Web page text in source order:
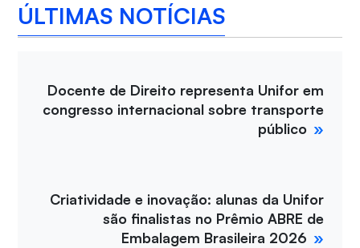
ÚLTIMAS NOTÍCIAS
Docente de Direito representa Unifor em
congresso internacional sobre transporte
público
Criatividade e inovação: alunas da Unifor
são finalistas no Prêmio ABRE de
Embalagem Brasileira 2026